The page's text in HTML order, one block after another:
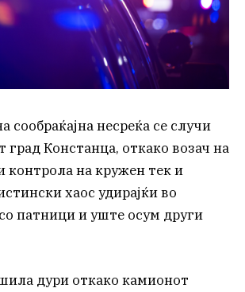
сообраќајна несреќа се случи
град Констанца, откако возач на
контрола на кружен тек и
хаос удирајќи во
патници и уште осум други
дури откако камионот